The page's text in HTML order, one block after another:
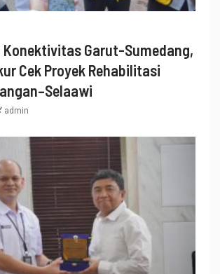
Garut-Sumedang,
Cek Proyek Rehabilitasi
admin